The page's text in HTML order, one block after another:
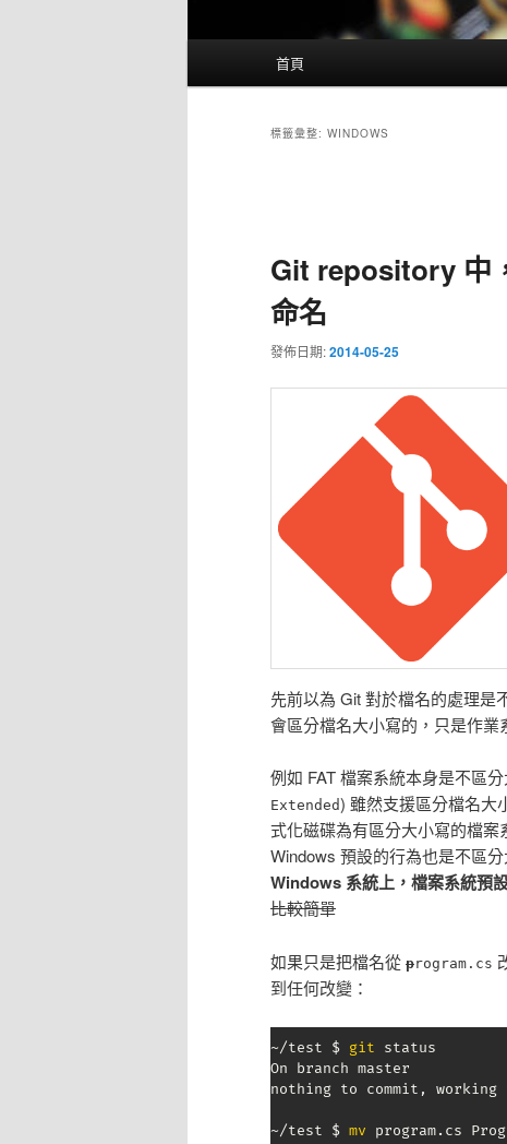
首頁
標籤彙整: WINDOWS
覽
Git repository 中
命名
發佈日期:2014-05-25
先前以為 Git 對於檔名的處理是
會區分檔名大小寫的，只是作
例如 FAT 檔案系統本身是不區
Extended) 雖然支援區分檔名大
式化磁碟為有區分大小寫的檔
Windows 預設的行為也是不區
Windows 系統上，檔案系統預
比較簡單
如果只是把檔名從 program.cs
到任何改變：
~/test $ git status
On branch master
nothing to commit, working
~/test $ mv program.cs